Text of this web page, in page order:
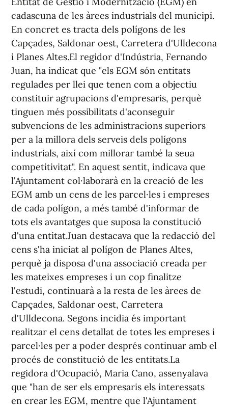
cadascuna de les àrees industrials del municipi.
En concret es tracta dels polígons de les
Capçades, Saldonar oest, Carretera d'Ulldecona
i Planes Altes.El regidor d'Indústria, Fernando
Juan, ha indicat que "els EGM són entitats
regulades per llei que tenen com a objectiu
constituir agrupacions d'empresaris, perquè
tinguen més possibilitats d'aconseguir
subvencions de les administracions superiors
per a la millora dels serveis dels polígons
industrials, així com millorar també la seua
competitivitat". En aquest sentit, indicava que
l'Ajuntament col·laborarà en la creació de les
EGM amb un cens de les parcel·les i empreses
de cada polígon, a més també d'informar de
tots els avantatges que suposa la constitució
d'una entitat.Juan destacava que la redacció del
cens s'ha iniciat al polígon de Planes Altes,
perquè ja disposa d'una associació creada per
les mateixes empreses i un cop finalitze
l'estudi, continuarà a la resta de les àrees de
Capçades, Saldonar oest, Carretera
d'Ulldecona. Segons incidia és important
realitzar el cens detallat de totes les empreses i
parcel·les per a poder després continuar amb el
procés de constitució de les entitats.La
regidora d'Ocupació, Maria Cano, assenyalava
que "han de ser els empresaris els interessats
en crear les EGM, mentre que l'Ajuntament